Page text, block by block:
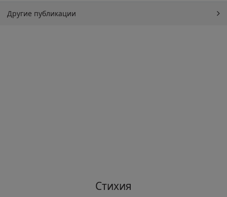
Другие публикации
Стихия